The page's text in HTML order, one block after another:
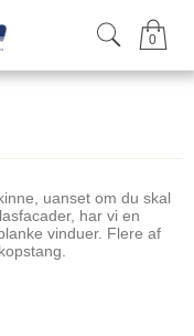
0
uanset om du skal
har vi en
vinduer. Flere af